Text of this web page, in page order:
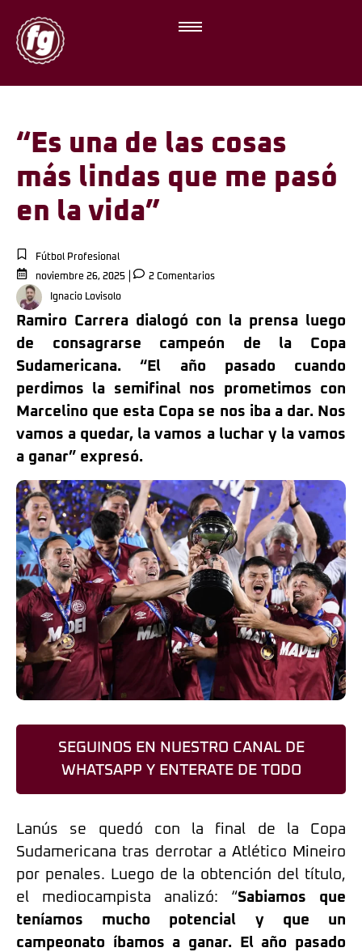
“Es una de las cosas
más lindas que me pasó
en la vida”
Fútbol Profesional
noviembre 26, 2025
2 Comentarios
Ignacio Lovisolo
Ramiro Carrera dialogó con la prensa luego
de consagrarse campeón de la Copa
Sudamericana. “El año pasado cuando
perdimos la semifinal nos prometimos con
Marcelino que esta Copa se nos iba a dar. Nos
vamos a quedar, la vamos a luchar y la vamos
a ganar” expresó.
SEGUINOS EN NUESTRO CANAL DE
WHATSAPP Y ENTERATE DE TODO
Lanús se quedó con la final de la Copa
Sudamericana tras derrotar a Atlético Mineiro
por penales. Luego de la obtención del título,
el mediocampista analizó: “Sabiamos que
teníamos mucho potencial y que un
campeonato íbamos a ganar. El año pasado